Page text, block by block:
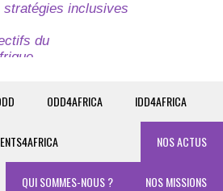
stratégies inclusives
du
ODD4AFRICA IDD4AFRICA
NOS ACTUS
NOS MISSIONS
QUI SOMMES-NOUS ?